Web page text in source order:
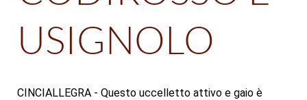
USIGNOLO
CINCIALLEGRA - Questo uccelletto attivo e gaio è